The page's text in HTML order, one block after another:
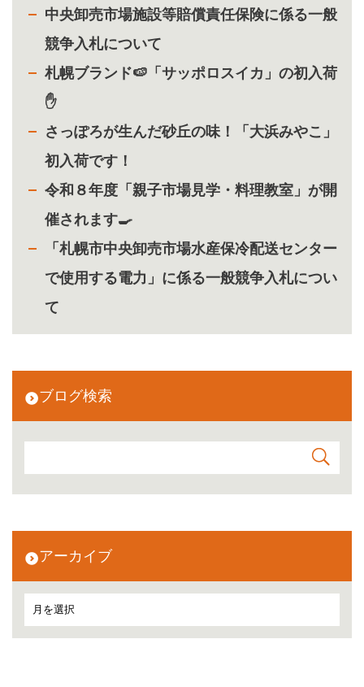
中央卸売市場施設等賠償責任保険に係る一般
競争入札について
札幌ブランド🍉「サッポロスイカ」の初入荷
✋
さっぽろが生んだ砂丘の味！「大浜みやこ」
初入荷です！
令和８年度「親子市場見学・料理教室」が開
催されます🍳
「札幌市中央卸売市場水産保冷配送センター
で使用する電力」に係る一般競争入札につい
て
ブログ検索
アーカイブ